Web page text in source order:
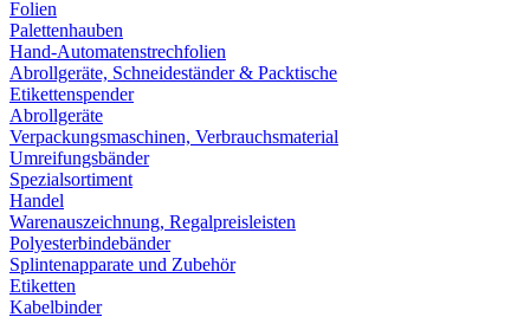
Folien
Palettenhauben
Hand-Automatenstrechfolien
Abrollgeräte, Schneideständer & Packtische
Etikettenspender
Abrollgeräte
Verpackungsmaschinen, Verbrauchsmaterial
Umreifungsbänder
Spezialsortiment
Handel
Warenauszeichnung, Regalpreisleisten
Polyesterbindebänder
Splintenapparate und Zubehör
Etiketten
Kabelbinder